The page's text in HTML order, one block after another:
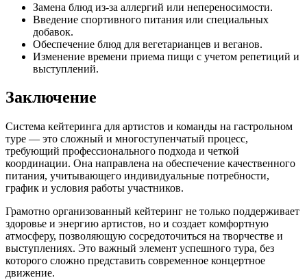
Замена блюд из-за аллергий или непереносимости.
Введение спортивного питания или специальных
добавок.
Обеспечение блюд для вегетарианцев и веганов.
Изменение времени приема пищи с учетом репетиций и
выступлений.
Заключение
Система кейтеринга для артистов и команды на гастрольном
туре — это сложный и многоступенчатый процесс,
требующий профессионального подхода и четкой
координации. Она направлена на обеспечение качественного
питания, учитывающего индивидуальные потребности,
график и условия работы участников.
Грамотно организованный кейтеринг не только поддерживает
здоровье и энергию артистов, но и создает комфортную
атмосферу, позволяющую сосредоточиться на творчестве и
выступлениях. Это важный элемент успешного тура, без
которого сложно представить современное концертное
движение.